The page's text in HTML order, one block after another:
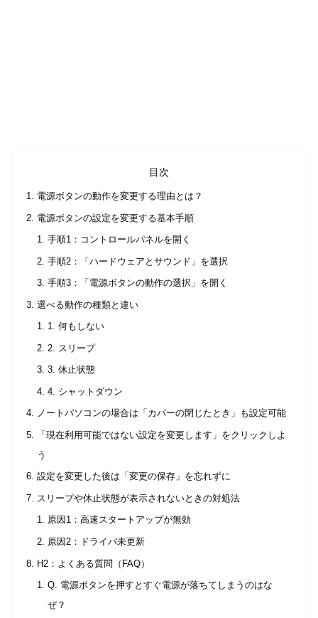
目次
電源ボタンの動作を変更する理由とは？
電源ボタンの設定を変更する基本手順
手順1：コントロールパネルを開く
手順2：「ハードウェアとサウンド」を選択
手順3：「電源ボタンの動作の選択」を開く
選べる動作の種類と違い
1. 何もしない
2. スリープ
3. 休止状態
4. シャットダウン
ノートパソコンの場合は「カバーの閉じたとき」も設定可能
「現在利用可能ではない設定を変更します」をクリックしよ
う
設定を変更した後は「変更の保存」を忘れずに
スリープや休止状態が表示されないときの対処法
原因1：高速スタートアップが無効
原因2：ドライバ未更新
H2：よくある質問（FAQ）
Q. 電源ボタンを押すとすぐ電源が落ちてしまうのはな
ぜ？